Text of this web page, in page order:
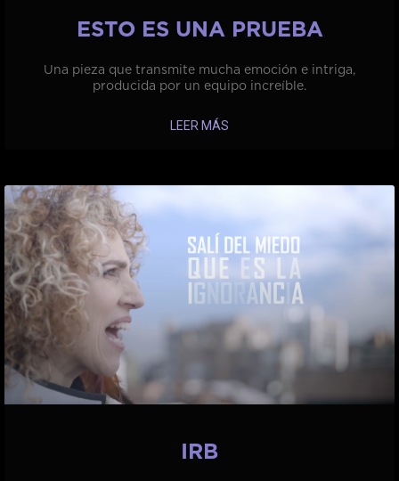
ESTO ES UNA PRUEBA
Una pieza que transmite mucha emoción e intriga,
producida por un equipo increíble.
LEER MÁS
IRB